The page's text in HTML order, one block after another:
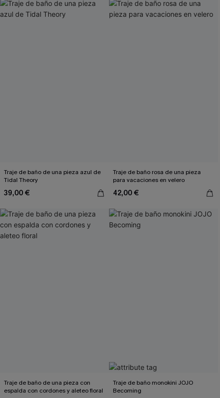
Traje de baño de una pieza azul de
Tidal Theory
39,00 €
Traje de baño rosa de una pieza
para vacaciones en velero
42,00 €
Traje de baño de una pieza con
espalda con cordones y aleteo floral
Traje de baño monokini JOJO
Becoming